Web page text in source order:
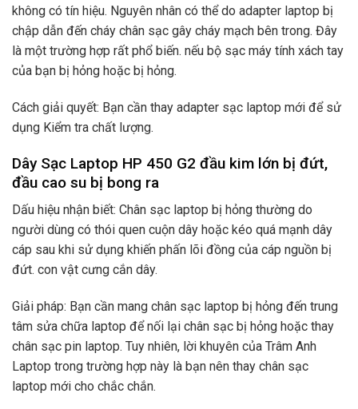
không có tín hiệu. Nguyên nhân có thể do adapter laptop bị
chập dẫn đến cháy chân sạc gây cháy mạch bên trong. Đây
là một trường hợp rất phổ biến. nếu bộ sạc máy tính xách tay
của bạn bị hỏng hoặc bị hỏng.
Cách giải quyết: Bạn cần thay adapter sạc laptop mới để sử
dụng Kiểm tra chất lượng.
Dây Sạc Laptop HP 450 G2 đầu kim lớn bị đứt,
đầu cao su bị bong ra
Dấu hiệu nhận biết: Chân sạc laptop bị hỏng thường do
người dùng có thói quen cuộn dây hoặc kéo quá mạnh dây
cáp sau khi sử dụng khiến phấn lõi đồng của cáp nguồn bị
đứt. con vật cưng cắn dây.
Giải pháp: Bạn cần mang chân sạc laptop bị hỏng đến trung
tâm sửa chữa laptop để nối lại chân sạc bị hỏng hoặc thay
chân sạc pin laptop. Tuy nhiên, lời khuyên của Trâm Anh
Laptop trong trường hợp này là bạn nên thay chân sạc
laptop mới cho chắc chắn.